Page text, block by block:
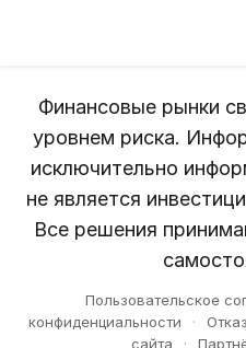
Финансовые рынки
уровнем риска.
исключительно
не является
Все решения
Пользовательское
конфиденциальности
·
сайта
·